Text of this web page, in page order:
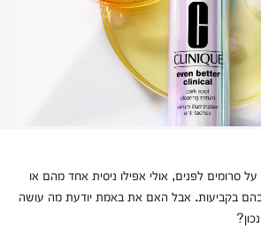
בקביעות. אבל האם את באמת יודעת מה עושה